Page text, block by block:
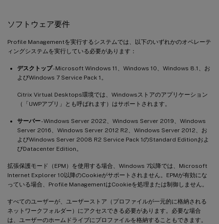
ソフトウェア要件
Profile Managementを実行するシステムでは、以下のいずれかのオペレーテ
ィングシステムを実行している必要があります：
デスクトップ- Microsoft Windows 11、Windows 10、Windows 8.1、お
よびWindows 7 Service Pack 1。
Citrix Virtual Desktops環境では、Windowsストアのアプリケーション
（「UWPアプリ」とも呼ばれます）はサポートされます。
サーバー- Windows Server 2022、Windows Server 2019、Windows
Server 2016、Windows Server 2012 R2、Windows Server 2012、お
よびWindows Server 2008 R2 Service Pack 1のStandard Editionおよ
びDatacenter Edition。
拡張保護モード（EPM）を使用する場合、Windows 7以降では、Microsoft
Internet Explorer 10以降のCookieがサポートされません。EPMが有効にな
っている場合、Profile ManagementはCookieを処理または制御しません。
すべてのユーザーが、ユーザーストア（プロファイルが一元的に格納される
ネットワークフォルダー）にアクセスできる必要があります。必要な場合
は、ユーザーのホームドライブにプロファイルを格納することもできます。